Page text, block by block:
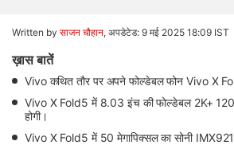
Written by साजन चौहान, अपडेटेड: 9 मई 2025 18:09 IST
ख़ास बातें
Vivo कथित तौर पर अपने फोल्डेबल फोन Vivo X
Vivo X Fold5 में 8.03 इंच की फोल्डेबल 2K+
होगी।
Vivo X Fold5 में 50 मेगापिक्सल का सोनी IMX921